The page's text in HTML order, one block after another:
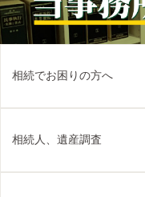
相続でお困りの方へ
相続人、遺産調査